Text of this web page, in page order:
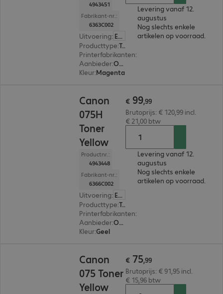
4943451
Fabrikant-nr.:
6363C002
Uitvoering: Europa
Producttype: Toner
Printerfabrikanten:
Aanbieder:
Origineel
Kleur:Magenta
Levering vanaf 12.
augustus
Nog slechts enkele
artikelen op voorraad.
Canon
075H
Toner
Yellow
Productnr.:
4943448
Fabrikant-nr.:
6366C002
Uitvoering: Europa
Producttype: Toner
Printerfabrikanten:
Aanbieder:
Origineel
Kleur:Geel
€ 99,99
Brutoprijs: € 120,99 incl.
€ 21,00 btw
Levering vanaf 12.
augustus
Nog slechts enkele
artikelen op voorraad.
Canon
075 Toner
Yellow
€ 75,99
Brutoprijs: € 91,95 incl.
€ 15,96 btw